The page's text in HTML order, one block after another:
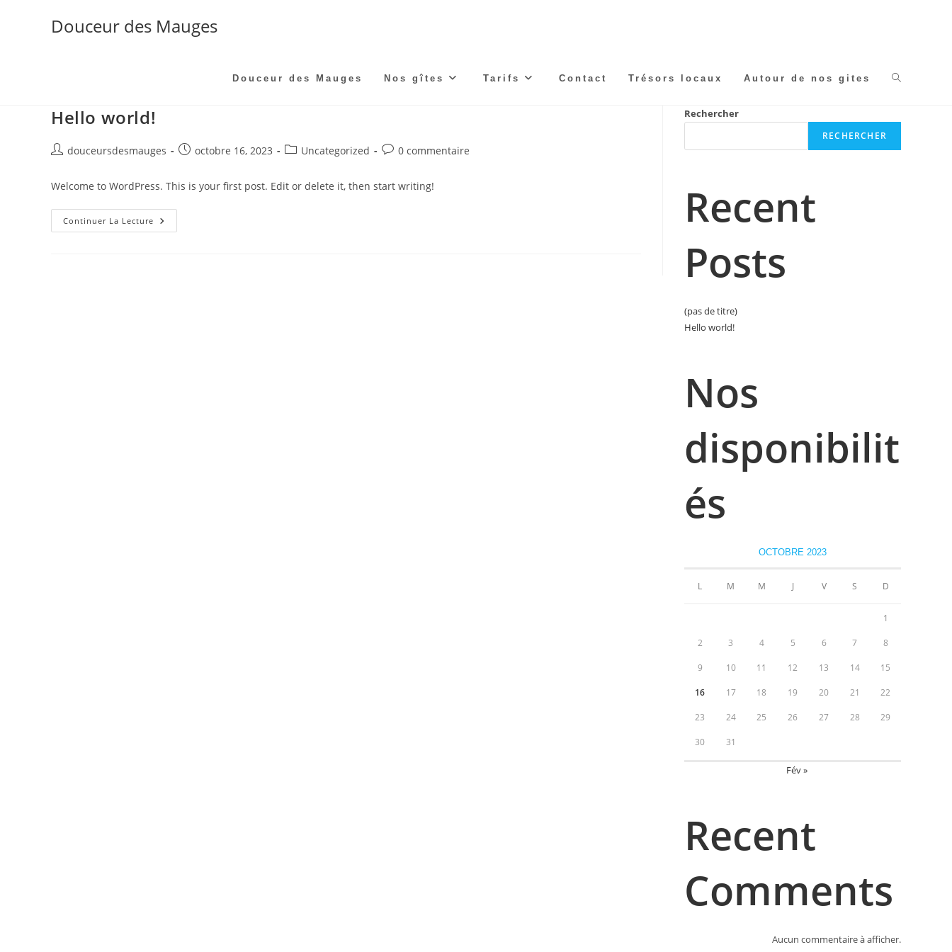
Douceur des Mauges
Douceur des Mauges Nos gîtes Tarifs Contact Trésors locaux Autour de nos gites Toggle
Hello world!
Auteur/autrice
la
publication :
douceursdesmauges
Publication
octobre 16, 2023
PostUncategorized
Commentaires
publication :
0 commentaire
Welcome to WordPress. This is your first post. Edit or delete it, then start writing!
Continuer La Lecture Hello
World!
Rechercher
RECHERCHER
Recent
Posts
(pas de titre)
Hello world!
Nos
disponibilit
és
OCTOBRE 2023
L M M J V S D
1
2 3 4 5 6 7 8
9 10 11 12 13 14 15
16 17 18 19 20 21 22
23 24 25 26 27 28 29
30 31
Fév »
Recent
Comments
Aucun commentaire à afficher.